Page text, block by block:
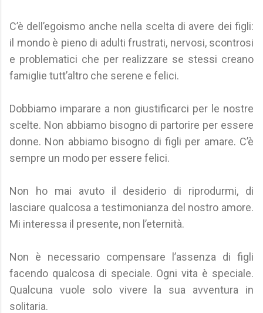
C’è dell’egoismo anche nella scelta di avere dei figli:
il mondo è pieno di adulti frustrati, nervosi, scontrosi
e problematici che per realizzare se stessi creano
famiglie tutt’altro che serene e felici.
Dobbiamo imparare a non giustificarci per le nostre
scelte. Non abbiamo bisogno di partorire per essere
donne. Non abbiamo bisogno di figli per amare. C’è
sempre un modo per essere felici.
Non ho mai avuto il desiderio di riprodurmi, di
lasciare qualcosa a testimonianza del nostro amore.
Mi interessa il presente, non l’eternità.
Non è necessario compensare l’assenza di figli
facendo qualcosa di speciale. Ogni vita è speciale.
Qualcuna vuole solo vivere la sua avventura in
solitaria.